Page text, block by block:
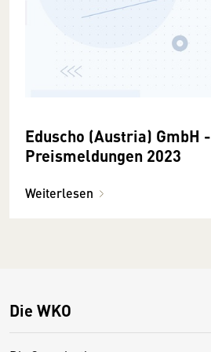
Eduscho (Austria) GmbH -
Preismeldungen 2023
Weiterlesen
Die WKO